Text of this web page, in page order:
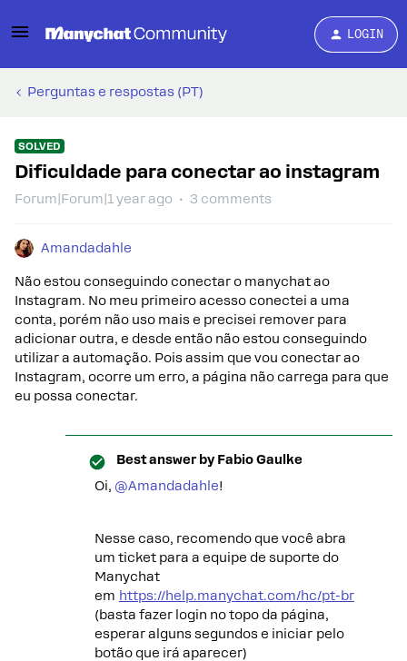
LOGIN
Perguntas e respostas (PT)
SOLVED
Dificuldade para conectar ao instagram
Forum|Forum|1 year ago 3 comments
Amandadahle
Não estou conseguindo conectar o manychat ao
Instagram. No meu primeiro acesso conectei a uma
conta, porém não uso mais e precisei remover para
adicionar outra, e desde então não estou conseguindo
utilizar a automação. Pois assim que vou conectar ao
Instagram, ocorre um erro, a página não carrega para que
eu possa conectar.
Best answer by Fabio Gaulke
Oi, @Amandadahle!
Nesse caso, recomendo que você abra
um ticket para a equipe de suporte do
Manychat
em https://help.manychat.com/hc/pt-br
(basta fazer login no topo da página,
esperar alguns segundos e iniciar pelo
botão que irá aparecer)